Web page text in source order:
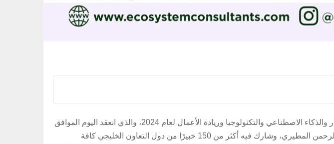
شهدت فعاليات اليوم الثاني من المؤتمر الافتراضي الخليجي الخامس لدعم منظومة الابتكار والذكاء الاصطناعي والتكنولوجيا وريادة الأعمال لعام 2024، والذي انعقد اليوم الموافق
4 يونيو 2024 م افتراضيًا عبر تطبيق ZOOM تحت رعاية معالي وزير الإعلام والثقافة عبدالرحمن المطيري، وشارك فيه أكثر من 150 خبيرًا من دول التعاون الخليجي كافة